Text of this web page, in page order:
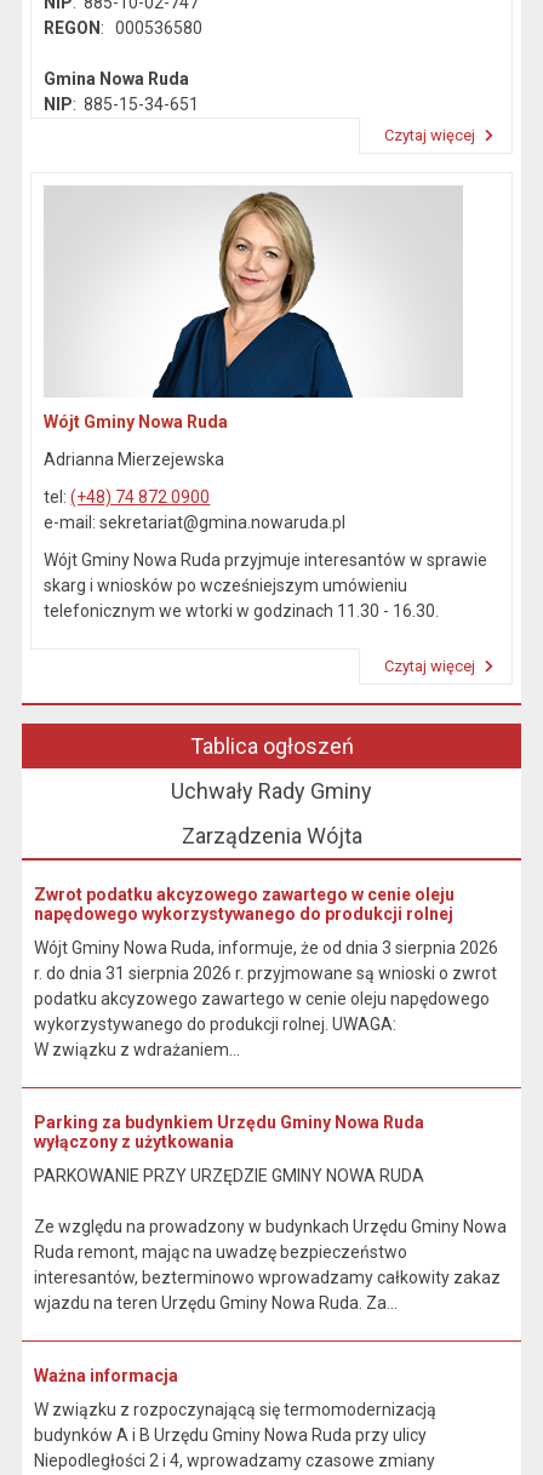
REGON : 000536580
Gmina Nowa Ruda
NIP: 885-15-34-651
Czytaj więcej
Wójt Gminy Nowa Ruda
Adrianna Mierzejewska
tel:(+48) 74 872 0900
e-mail: sekretariat@gmina.nowaruda.pl
Wójt Gminy Nowa Ruda przyjmuje interesantów w sprawie
skarg i wniosków po wcześniejszym umówieniu
telefonicznym we wtorki w godzinach 11.30 - 16.30.
Czytaj więcej
Tablica ogłoszeń
Uchwały Rady Gminy
Zarządzenia Wójta
Zwrot podatku akcyzowego zawartego w cenie oleju
napędowego wykorzystywanego do produkcji rolnej
Wójt Gminy Nowa Ruda, informuje, że od dnia 3 sierpnia 2026
r. do dnia 31 sierpnia 2026 r. przyjmowane są wnioski o zwrot
podatku akcyzowego zawartego w cenie oleju napędowego
wykorzystywanego do produkcji rolnej. UWAGA:
W związku z wdrażaniem...
Parking za budynkiem Urzędu Gminy Nowa Ruda
wyłączony z użytkowania
PARKOWANIE PRZY URZĘDZIE GMINY NOWA RUDA
Ze względu na prowadzony w budynkach Urzędu Gminy Nowa
Ruda remont, mając na uwadzę bezpieczeństwo
interesantów, bezterminowo wprowadzamy całkowity zakaz
wjazdu na teren Urzędu Gminy Nowa Ruda. Za...
Ważna informacja
W związku z rozpoczynającą się termomodernizacją
budynków A i B Urzędu Gminy Nowa Ruda przy ulicy
Niepodległości 2 i 4, wprowadzamy czasowe zmiany